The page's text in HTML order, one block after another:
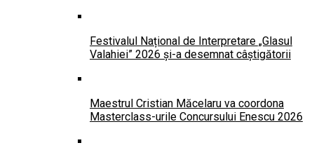
Festivalul Național de Interpretare „Glasul
Valahiei” 2026 și-a desemnat câștigătorii
Maestrul Cristian Măcelaru va coordona
Masterclass-urile Concursului Enescu 2026